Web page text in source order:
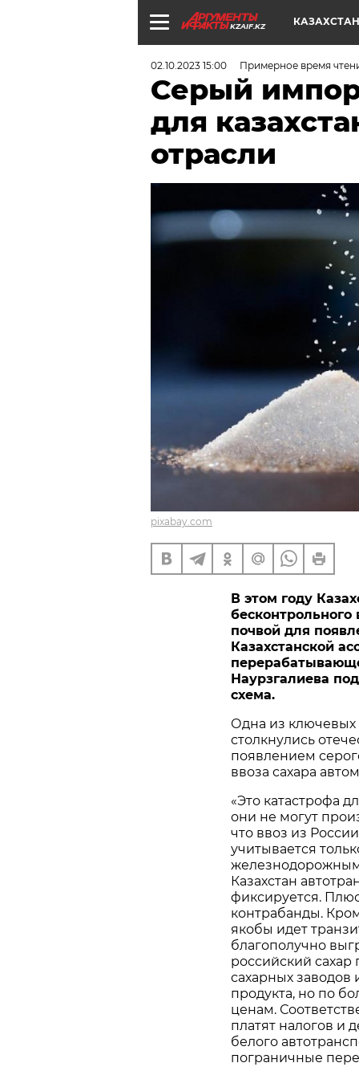
KZAIF.KZ КАЗАХСТАН
02.10.2023 15:00 Примерное время
Серый
для
отрасли
pixabay.com
В этом году
бесконтрольного
почвой для
Казахстанской
Наурзгалиева
схема.
Одна из
столкнулись
появлением
ввоза сахара
«Это катастрофа
они не могут
что ввоз из
учитывается
железнодорожным
Казахстан
фиксируется.
контрабанды.
якобы идет
благополучно
российский сахар
сахарных заводов
продукта, но по
ценам.
платят налогов и
белого
пограничные